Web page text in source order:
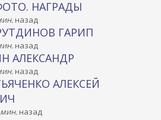
НАГРАДЫ
назад
ГАРИП
назад
АЛЕКСАНДР
назад
АЛЕКСЕЙ
мин.назад